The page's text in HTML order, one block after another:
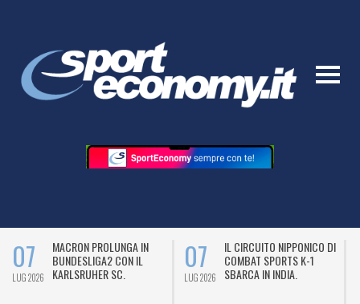
07
LUG 2026
MACRON PROLUNGA IN
BUNDESLIGA2 CON IL
KARLSRUHER SC.
07
LUG 2026
IL CIRCUITO NIPPONICO DI
COMBAT SPORTS K-1
SBARCA IN INDIA.